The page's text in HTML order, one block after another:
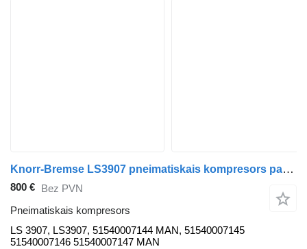
Knorr-Bremse LS3907 pneimatiskais kompresors paredzēts MAN TGX TGS kravas automašīnas
800 € Bez PVN
Pneimatiskais kompresors
LS 3907, LS3907, 51540007144 MAN, 51540007145
51540007146 51540007147 MAN